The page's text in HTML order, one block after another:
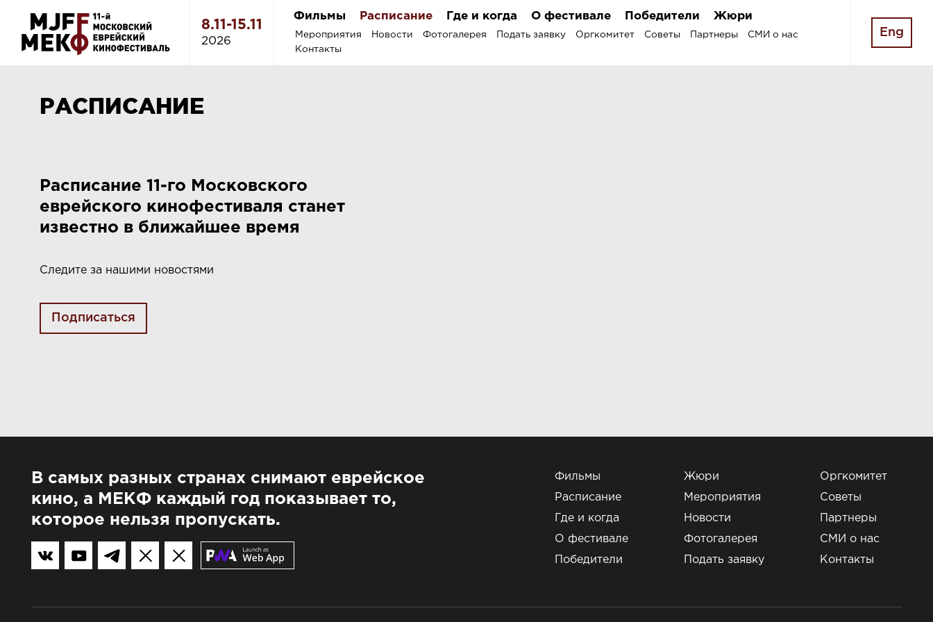
8.11-15.11
2026
Фильмы Расписание Где и когда О фестивале Победители Жюри
Мероприятия Новости Фотогалерея Подать заявку Оргкомитет Советы Партнеры
СМИ о нас
Контакты
Eng
РАСПИСАНИЕ
Расписание 11-го Московского
еврейского кинофестиваля станет
известно в ближайшее время
Следите за нашими новостями
Подписаться
В самых разных странах снимают еврейское
кино, а МЕКФ каждый год показывает то,
которое нельзя пропускать.
Фильмы
Расписание
Где и когда
О фестивале
Победители
Жюри
Мероприятия
Новости
Фотогалерея
Подать заявку
Оргкомитет
Советы
Партнеры
СМИ о нас
Контакты